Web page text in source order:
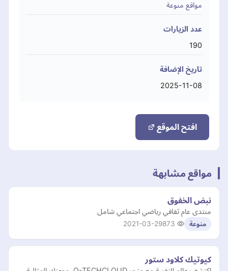
مواقع منوعة
عدد الزيارات
190
تاريخ الإضافة
2025-11-08
افتح الموقع
مواقع مشابهة
نبض الخفوق
منتدى عام ثقافي رياضي اجتماعي شامل
منوعة 2021-03-29
كيوتيك كلاود ستور